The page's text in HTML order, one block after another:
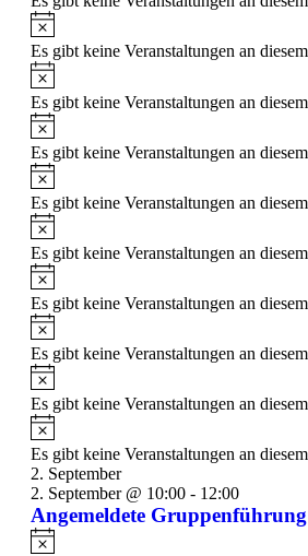
Es gibt keine Veranstaltungen an
Es gibt keine Veranstaltungen an
Es gibt keine Veranstaltungen an
Es gibt keine Veranstaltungen an
Es gibt keine Veranstaltungen an
Es gibt keine Veranstaltungen an
Es gibt keine Veranstaltungen an
Es gibt keine Veranstaltungen an
Es gibt keine Veranstaltungen an
2. September
2. September @ 10:00- 12:00
Angemeldete Gruppenführung